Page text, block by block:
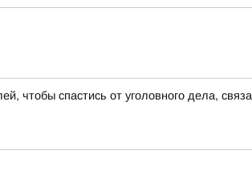
спастись от уголовного дела,